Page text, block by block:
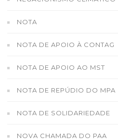
NOTA
NOTA DE APOIO À CONTAG
NOTA DE APOIO AO MST
NOTA DE REPÚDIO DO MPA
NOTA DE SOLIDARIEDADE
NOVA CHAMADA DO PAA